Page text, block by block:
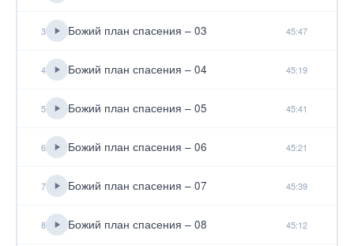
3 Божий план спасения – 03 45:47
4 Божий план спасения – 04 45:19
5 Божий план спасения – 05 45:41
6 Божий план спасения – 06 45:21
7 Божий план спасения – 07 45:39
8 Божий план спасения – 08 45:12